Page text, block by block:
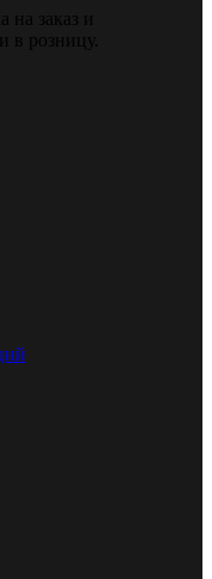
на заказ и
в розницу.